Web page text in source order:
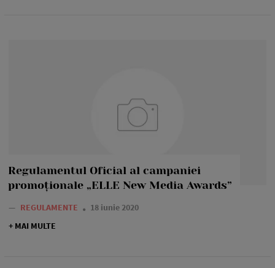
Regulamentul Oficial al campaniei
promoționale „ELLE New Media Awards”
— REGULAMENTE
18 iunie 2020
+ MAI MULTE